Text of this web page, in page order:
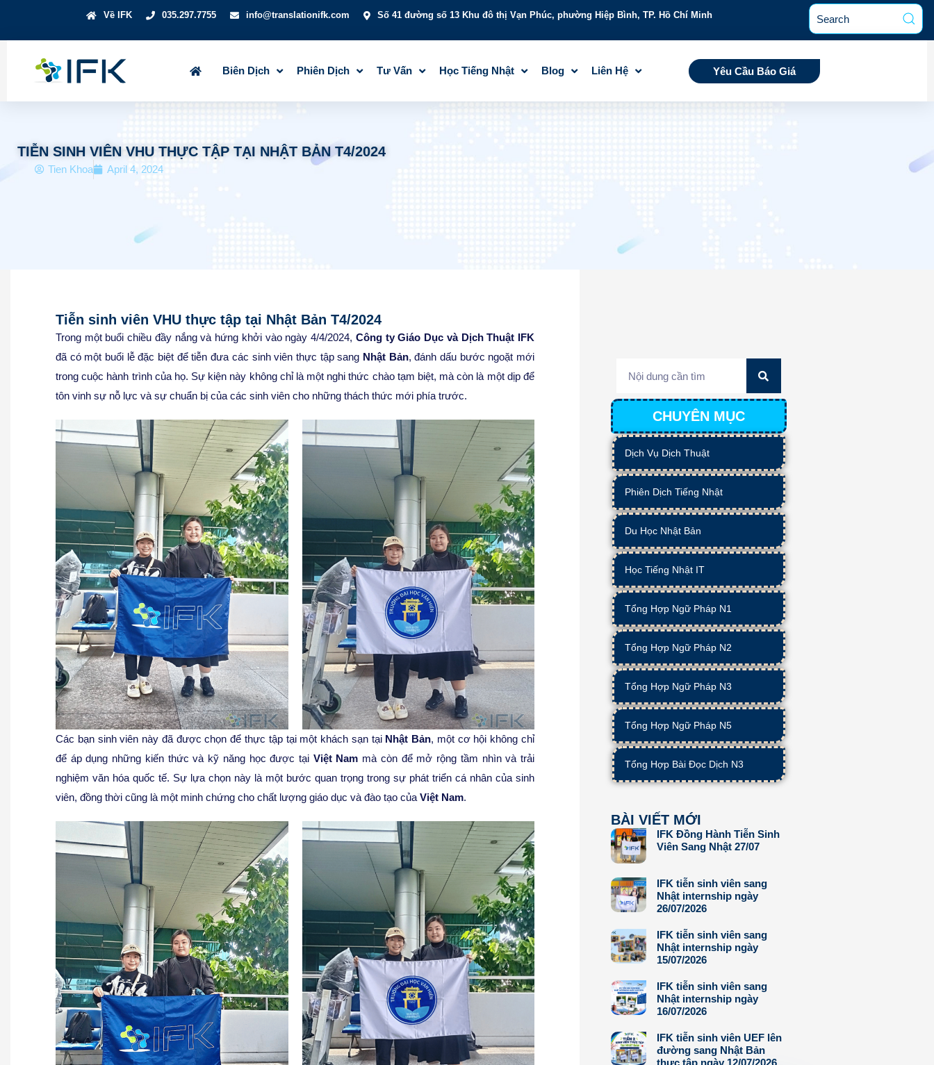
Về IFK 035.297.7755 info@translationifk.com Số 41 đường số 13 Khu đô thị Vạn Phúc, phường Hiệp Bình, TP. Hồ Chí Minh
Biên Dịch Phiên Dịch Tư Vấn Học Tiếng Nhật Blog Liên Hệ Yêu Cầu Báo Giá
TIỄN SINH VIÊN VHU THỰC TẬP TẠI NHẬT BẢN T4/2024
Tien Khoa April 4, 2024
Tiễn sinh viên VHU thực tập tại Nhật Bản T4/2024
Trong một buổi chiều đầy nắng và hứng khởi vào ngày 4/4/2024, Công ty Giáo Dục và Dịch Thuật IFK
đã có một buổi lễ đặc biệt để tiễn đưa các sinh viên thực tập sang Nhật Bản, đánh dấu bước ngoặt mới
trong cuộc hành trình của họ. Sự kiện này không chỉ là một nghi thức chào tạm biệt, mà còn là một dịp để
tôn vinh sự nỗ lực và sự chuẩn bị của các sinh viên cho những thách thức mới phía trước.
Các bạn sinh viên này đã được chọn để thực tập tại một khách sạn tại Nhật Bản, một cơ hội không chỉ
để áp dụng những kiến thức và kỹ năng học được tại Việt Nam mà còn để mở rộng tầm nhìn và trải
nghiệm văn hóa quốc tế. Sự lựa chọn này là một bước quan trọng trong sự phát triển cá nhân của sinh
viên, đồng thời cũng là một minh chứng cho chất lượng giáo dục và đào tạo của Việt Nam.
CHUYÊN MỤC
Dịch Vụ Dịch Thuật
Phiên Dịch Tiếng Nhật
Du Học Nhật Bản
Học Tiếng Nhật IT
Tổng Hợp Ngữ Pháp N1
Tổng Hợp Ngữ Pháp N2
Tổng Hợp Ngữ Pháp N3
Tổng Hợp Ngữ Pháp N5
Tổng Hợp Bài Đọc Dịch N3
BÀI VIẾT MỚI
IFK Đồng Hành Tiễn Sinh
Viên Sang Nhật 27/07
IFK tiễn sinh viên sang
Nhật internship ngày
26/07/2026
IFK tiễn sinh viên sang
Nhật internship ngày
15/07/2026
IFK tiễn sinh viên sang
Nhật internship ngày
16/07/2026
IFK tiễn sinh viên UEF lên
đường sang Nhật Bản
thực tập ngày 12/07/2026